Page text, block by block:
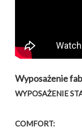
Wyposażenie
WYPOSAŻENIE
COMFORT: